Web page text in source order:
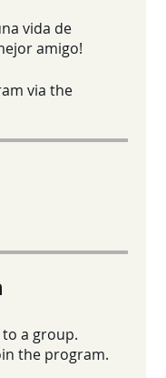
vida de
amigo!
via the
a group.
the program.